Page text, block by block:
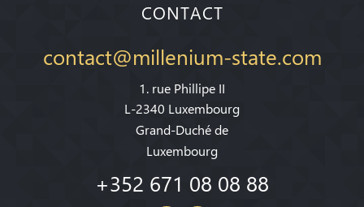
CONTACT
contact@millenium-state.com
1. rue Phillipe II
L-2340 Luxembourg
Grand-Duché de
Luxembourg
+352 671 08 08 88